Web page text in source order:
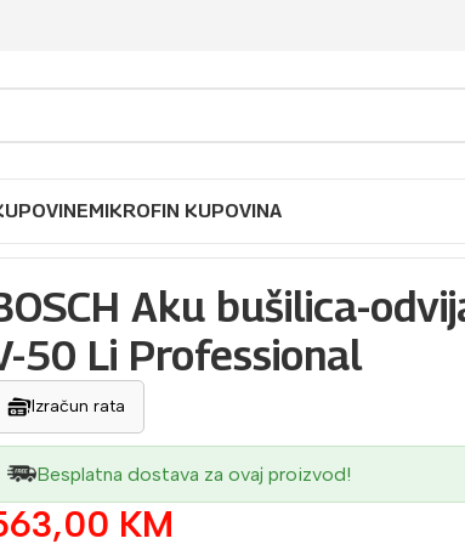
MIKROFIN KUPOVINA
Aku bušilica-
50 Li Professional
Izračun rata
Besplatna dostava za ovaj proizvod!
KM